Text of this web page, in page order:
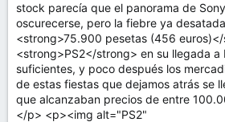
stock parecía que el panorama de
oscurecerse, pero la fiebre ya
<strong>75.900 pesetas (456
<strong>PS2</strong> en su llegada a
suficientes, y poco después los
de estas fiestas que dejamos atrás se
que alcanzaban precios de entre
</p> <p><img alt="PS2"